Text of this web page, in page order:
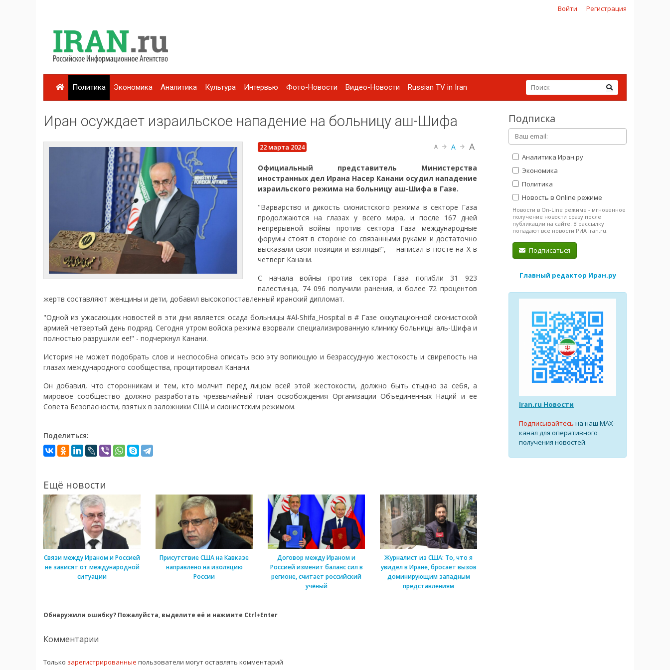
Войти Регистрация
Политика Экономика Аналитика Культура Интервью Фото-Новости Видео-Новости Russian TV in Iran
Иран осуждает израильское нападение на больницу аш-Шифа
22 марта 2024 A A A
Официальный представитель Министерства
иностранных дел Ирана Насер Канани осудил нападение
израильского режима на больницу аш-Шифа в Газе.
"Варварство и дикость сионистского режима в секторе Газа
продолжаются на глазах у всего мира, и после 167 дней
непрерывной войны против сектора Газа международные
форумы стоят в стороне со связанными руками и достаточно
высказали свои позиции и взгляды!", - написал в посте на X в
четверг Канани.
С начала войны против сектора Газа погибли 31 923
палестинца, 74 096 получили ранения, и более 72 процентов
жертв составляют женщины и дети, добавил высокопоставленный иранский дипломат.
"Одной из ужасающих новостей в эти дни является осада больницы #Al-Shifa_Hospital в # Газе оккупационной сионистской
армией четвертый день подряд. Сегодня утром войска режима взорвали специализированную клинику больницы аль-Шифа и
полностью разрушили ее!" - подчеркнул Канани.
История не может подобрать слов и неспособна описать всю эту вопиющую и безрассудную жестокость и свирепость на
глазах международного сообщества, процитировал Канани.
Он добавил, что сторонникам и тем, кто молчит перед лицом всей этой жестокости, должно быть стыдно за себя, а
мировое сообщество должно разработать чрезвычайный план освобождения Организации Объединенных Наций и ее
Совета Безопасности, взятых в заложники США и сионистским режимом.
Поделиться:
Ещё новости
Связи между Ираном и Россией
не зависят от международной
ситуации
Присутствие США на Кавказе
направлено на изоляцию
России
Договор между Ираном и
Россией изменит баланс сил в
регионе, считает российский
учёный
Журналист из США: То, что я
увидел в Иране, бросает вызов
доминирующим западным
представлениям
Обнаружили ошибку? Пожалуйста, выделите её и нажмите Ctrl+Enter
Комментарии
Только зарегистрированные пользователи могут оставлять комментарий
Подписка
Аналитика Иран.ру
Экономика
Политика
Новость в Online режиме
Новости в On-Line режиме - мгновенное
получение новости сразу после
публикации на сайте. В рассылку
попадают все новости РИА Iran.ru.
Подписаться
Главный редактор Иран.ру
Iran.ru Новости
Подписывайтесь на наш MAX-
канал для оперативного
получения новостей.